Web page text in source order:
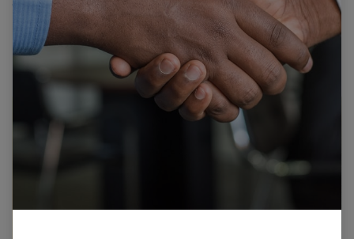
Tous les produits
BRANDT B5506UHD LED CARTE T-CON
19Y_BGU11BPCMTA4 V0.1